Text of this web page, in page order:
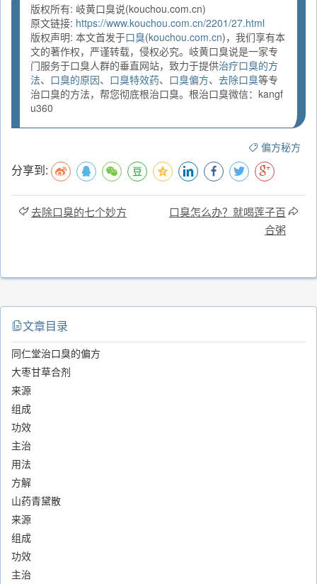
版权所有: 岐黄口臭说(kouchou.com.cn)
原文链接: https://www.kouchou.com.cn/2201/27.html
版权声明: 本文首发于口臭(kouchou.com.cn)，我们享有本
文的著作权，严谨转载，侵权必究。岐黄口臭说是一家专
门服务于口臭人群的垂直网站，致力于提供治疗口臭的方
法、 口臭的原因、 口臭特效药、 口臭偏方、 去除口臭等专
治口臭的方法，帮您彻底根治口臭。根治口臭微信：kangf
u360
偏方秘方
分享到:
去除口臭的七个妙方
口臭怎么办？就喝莲子百
合粥
文章目录
同仁堂治口臭的偏方
大枣甘草合剂
来源
组成
功效
主治
用法
方解
山药青黛散
来源
组成
功效
主治